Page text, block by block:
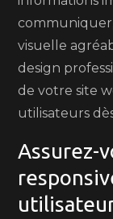
visuelle
design
de votre site
utilisateurs
Assurez-